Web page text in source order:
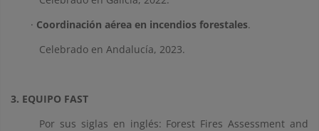
· Coordinación aérea en incendios forestales.
Celebrado en Andalucía, 2023.
3. EQUIPO FAST
Por sus siglas en inglés: Forest Fires Assessment and